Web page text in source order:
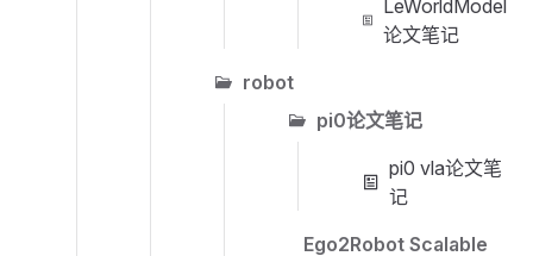
LeWorldModel
论文笔记
robot
pi0论文笔记
pi0 vla论文笔
记
Ego2Robot Scalable